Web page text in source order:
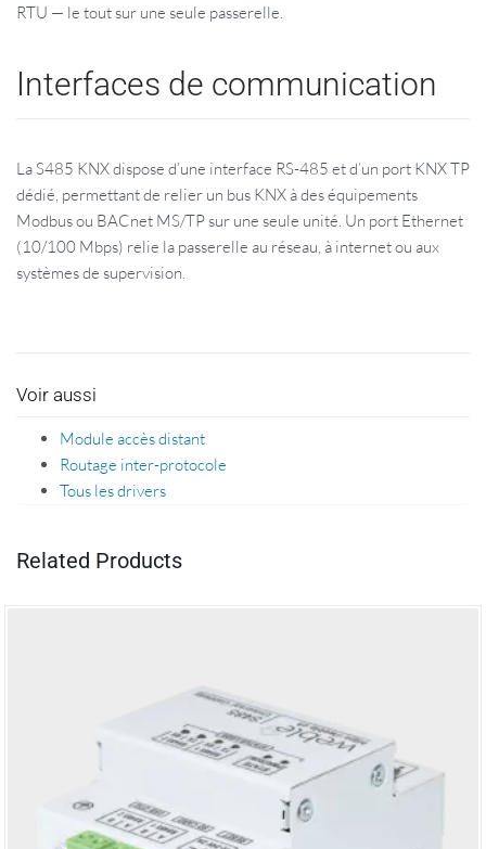
RTU — le tout sur une seule passerelle.
Interfaces de communication
La S485 KNX dispose d’une interface RS-485 et d’un port KNX TP
dédié, permettant de relier un bus KNX à des équipements
Modbus ou BACnet MS/TP sur une seule unité. Un port Ethernet
(10/100 Mbps) relie la passerelle au réseau, à internet ou aux
systèmes de supervision.
Voir aussi
Module accès distant
Routage inter-protocole
Tous les drivers
Related Products